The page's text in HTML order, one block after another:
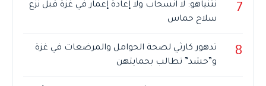
7
نتنياهو: لا انسحاب ولا إعادة إعمار في غزة قبل نزع
سلاح حماس
8
تدهور كارثي لصحة الحوامل والمرضعات في غزة
و”حشد” تطالب بحمايتهن